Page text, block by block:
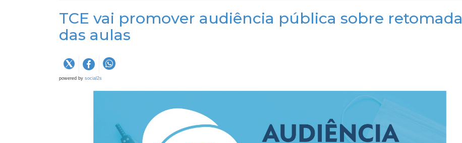
TCE vai promover audiência pública sobre retomada
das aulas
powered by social2s